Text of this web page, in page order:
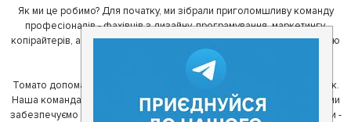
Як ми це робимо? Для початку, ми зібрали приголомшливу команду
професіоналів - фахівців з дизайну, програмування, маркетингу,
копірайтерів, а за сумісництвом - любителів гарної їжі. З їх допомогою
ми створили Томато.
Томато допомагає своїм користувачам знайти цікаві місця неподалік.
Наша команда регулярно зв'язується з ресторанами - таким чином ми
забезпечуємо актуальність інформації. Друга частина нашої команди -